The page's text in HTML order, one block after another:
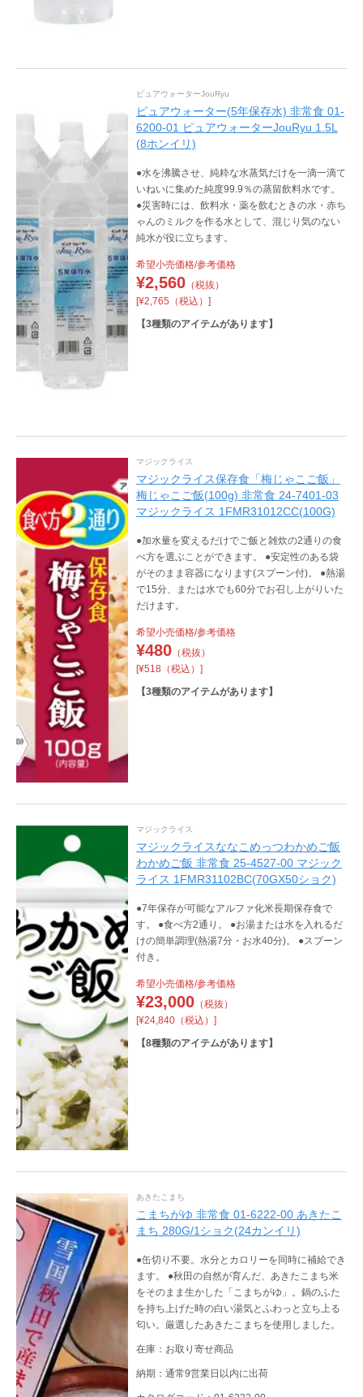
ピュアウォーターJouRyu
ピュアウォーター(5年保存水) 非常食 01-
6200-01 ピュアウォーターJouRyu 1.5L
(8ホンイリ)
●水を沸騰させ、純粋な水蒸気だけを一滴一滴て
いねいに集めた純度99.9％の蒸留飲料水です。
●災害時には、飲料水・薬を飲むときの水・赤ち
ゃんのミルクを作る水として、混じり気のない
純水が役に立ちます。
希望小売価格/参考価格
¥2,560（税抜）
[¥2,765（税込）]
【3種類のアイテムがあります】
マジックライス
マジックライス保存食「梅じゃこご飯」
梅じゃこご飯(100g) 非常食 24-7401-03
マジックライス 1FMR31012CC(100G)
●加水量を変えるだけでご飯と雑炊の2通りの食
べ方を選ぶことができます。 ●安定性のある袋
がそのまま容器になります(スプーン付)。 ●熱湯
で15分、または水でも60分でお召し上がりいた
だけます。
希望小売価格/参考価格
¥480（税抜）
[¥518（税込）]
【3種類のアイテムがあります】
マジックライス
マジックライスななこめっつわかめご飯
わかめご飯 非常食 25-4527-00 マジック
ライス 1FMR31102BC(70GX50ショク)
●7年保存が可能なアルファ化米長期保存食で
す。 ●食べ方2通り。 ●お湯または水を入れるだ
けの簡単調理(熱湯7分・お水40分)。 ●スプーン
付き。
希望小売価格/参考価格
¥23,000（税抜）
[¥24,840（税込）]
【8種類のアイテムがあります】
あきたこまち
こまちがゆ 非常食 01-6222-00 あきたこ
まち 280G/1ショク(24カンイリ)
●缶切り不要。水分とカロリーを同時に補給でき
ます。 ●秋田の自然が育んだ、あきたこまち米
をそのまま生かした「こまちがゆ」。鍋のふた
を持ち上げた時の白い湯気とふわっと立ち上る
匂い。厳選したあきたこまちを使用しました。
在庫：お取り寄せ商品
納期：通常9営業日以内に出荷